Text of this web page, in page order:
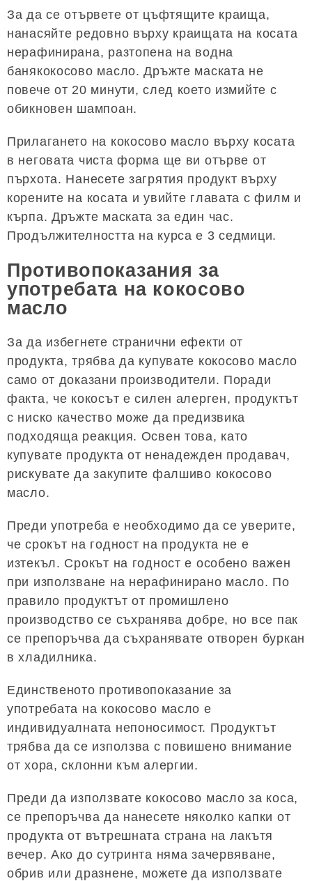
За да се отървете от цъфтящите краища,
нанасяйте редовно върху краищата на косата
нерафинирана, разтопена на водна
банякокосово масло. Дръжте маската не
повече от 20 минути, след което измийте с
обикновен шампоан.
Прилагането на кокосово масло върху косата
в неговата чиста форма ще ви отърве от
пърхота. Нанесете загрятия продукт върху
корените на косата и увийте главата с филм и
кърпа. Дръжте маската за един час.
Продължителността на курса е 3 седмици.
Противопоказания за
употребата на кокосово
масло
За да избегнете странични ефекти от
продукта, трябва да купувате кокосово масло
само от доказани производители. Поради
факта, че кокосът е силен алерген, продуктът
с ниско качество може да предизвика
подходяща реакция. Освен това, като
купувате продукта от ненадежден продавач,
рискувате да закупите фалшиво кокосово
масло.
Преди употреба е необходимо да се уверите,
че срокът на годност на продукта не е
изтекъл. Срокът на годност е особено важен
при използване на нерафинирано масло. По
правило продуктът от промишлено
производство се съхранява добре, но все пак
се препоръчва да съхранявате отворен буркан
в хладилника.
Единственото противопоказание за
употребата на кокосово масло е
индивидуалната непоносимост. Продуктът
трябва да се използва с повишено внимание
от хора, склонни към алергии.
Преди да използвате кокосово масло за коса,
се препоръчва да нанесете няколко капки от
продукта от вътрешната страна на лакътя
вечер. Ако до сутринта няма зачервяване,
обрив или дразнене, можете да използвате